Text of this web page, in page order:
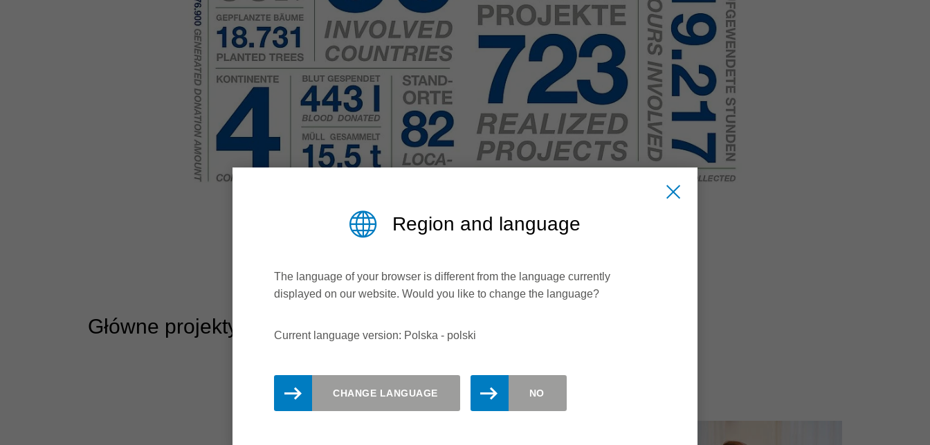
Główne projekty WeCare:
Region and language
The language of your browser is different from the language currently
displayed on our website. Would you like to change the language?
Current language version: Polska - polski
CHANGE LANGUAGE NO